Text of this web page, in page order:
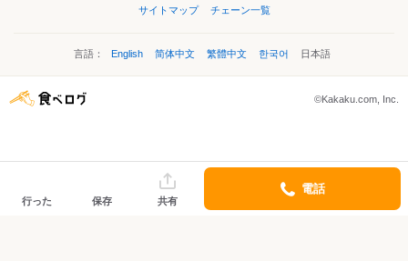
サイトマップ
チェーン一覧
言語： English 简体中文 繁體中文 한국어 日本語
©Kakaku.com, Inc.
行った 保存 共有
電話